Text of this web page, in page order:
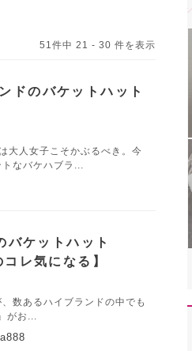
51件中 21 - 30 件を表示
ドのバケットハット
大人女子こそかぶるべき。今
なバケハブラ...
ケットハット
レ気になる】
数あるハイブランドの中でも
がお...